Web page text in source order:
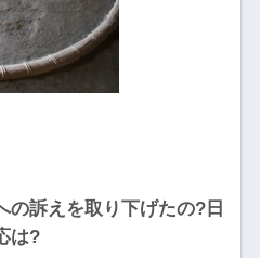
の訴えを取り下げたの?日
は?